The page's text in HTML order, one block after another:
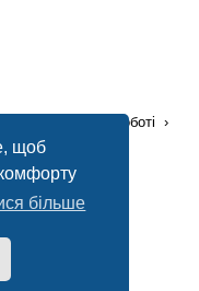
щоб
більше
питання в роботі
Limited